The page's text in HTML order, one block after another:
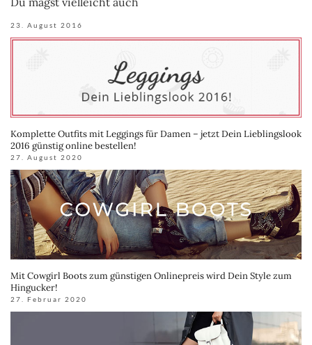
23. August 2016
Komplette Outfits mit Leggings für Damen – jetzt Dein Lieblingslook
2016 günstig online bestellen!
27. August 2020
Mit Cowgirl Boots zum günstigen Onlinepreis wird Dein Style zum
Hingucker!
27. Februar 2020